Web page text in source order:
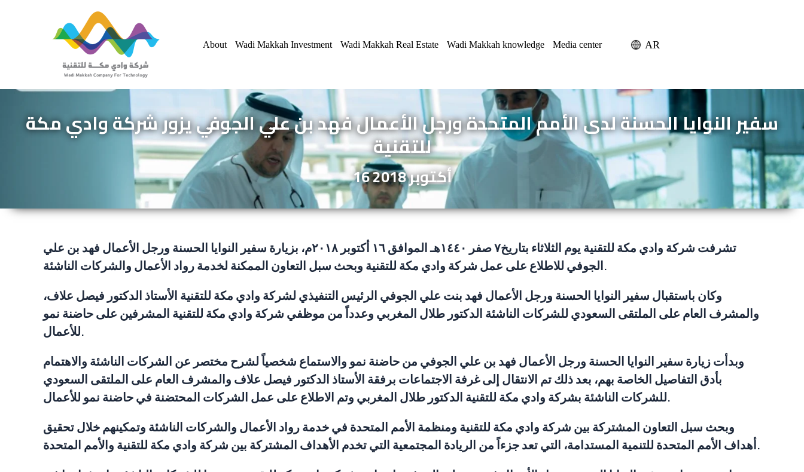
About Wadi Makkah Investment Wadi Makkah Real Estate Wadi Makkah knowledge Media center AR
سفير النوايا الحسنة لدى الأمم المتحدة ورجل الأعمال فهد بن علي الجوفي يزور شركة وادي مكة
للتقنية
16 أكتوبر2018
تشرفت شركة وادي مكة للتقنية يوم الثلاثاء بتاريخ٧ صفر ١٤٤٠هـ الموافق ١٦ أكتوبر ٢٠١٨م، بزيارة سفير النوايا الحسنة ورجل الأعمال فهد بن علي
الجوفي للاطلاع على عمل شركة وادي مكة للتقنية وبحث سبل التعاون الممكنة لخدمة رواد الأعمال والشركات الناشئة.
وكان باستقبال سفير النوايا الحسنة ورجل الأعمال فهد بنت علي الجوفي الرئيس التنفيذي لشركة وادي مكة للتقنية الأستاذ الدكتور فيصل علاف،
والمشرف العام على الملتقى السعودي للشركات الناشئة الدكتور طلال المغربي وعدداً من موظفي شركة وادي مكة للتقنية المشرفين على حاضنة نمو
للأعمال.
وبدأت زيارة سفير النوايا الحسنة ورجل الأعمال فهد بن علي الجوفي من حاضنة نمو والاستماع شخصياً لشرح مختصر عن الشركات الناشئة والاهتمام
بأدق التفاصيل الخاصة بهم، بعد ذلك تم الانتقال إلى غرفة الاجتماعات برفقة الأستاذ الدكتور فيصل علاف والمشرف العام على الملتقى السعودي
للشركات الناشئة بشركة وادي مكة للتقنية الدكتور طلال المغربي وتم الاطلاع على عمل الشركات المحتضنة في حاضنة نمو للأعمال.
وبحث سبل التعاون المشتركة بين شركة وادي مكة للتقنية ومنظمة الأمم المتحدة في خدمة رواد الأعمال والشركات الناشئة وتمكينهم خلال تحقيق
أهداف الأمم المتحدة للتنمية المستدامة، التي تعد جزءاً من الريادة المجتمعية التي تخدم الأهداف المشتركة بين شركة وادي مكة للتقنية والأمم المتحدة.